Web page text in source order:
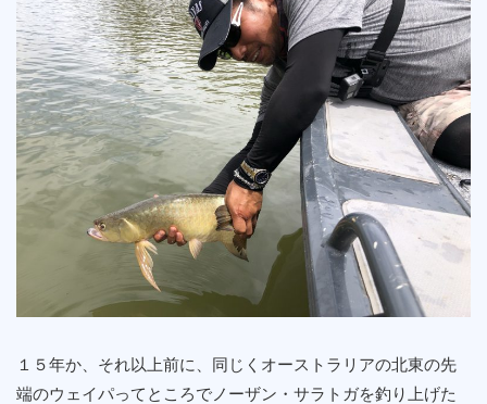
１５年か、それ以上前に、同じくオーストラリアの北東の先
端のウェイパってところでノーザン・サラトガを釣り上げた